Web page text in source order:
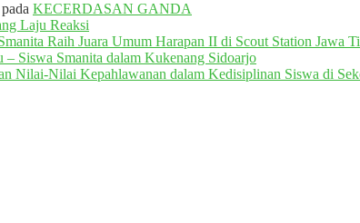
pada KECERDASAN GANDA
Laju Reaksi
Raih Juara Umum Harapan II di Scout Station Jawa
– Siswa Smanita dalam Kukenang Sidoarjo
Nilai-Nilai Kepahlawanan dalam Kedisiplinan Siswa di